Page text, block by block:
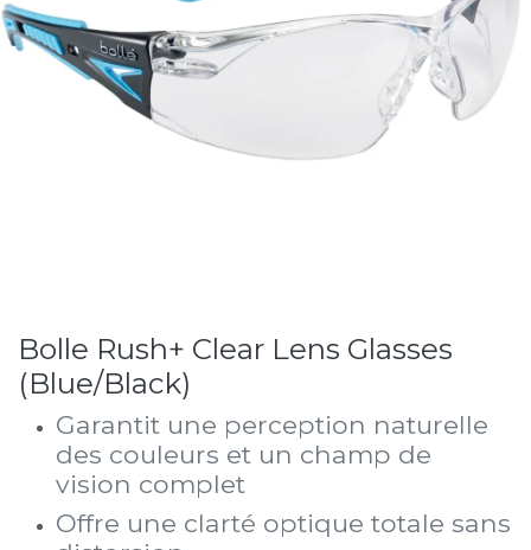
Bolle Rush+ Clear Lens Glasses
(Blue/Black)
Garantit une perception naturelle
des couleurs et un champ de
vision complet
Offre une clarté optique totale sans